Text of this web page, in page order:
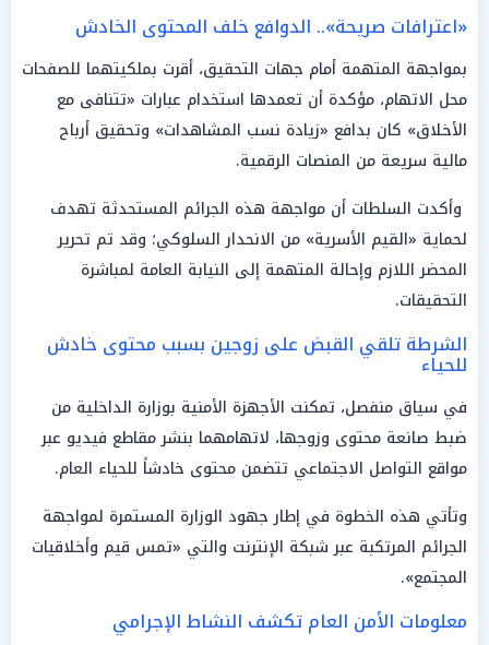
«اعترافات صريحة».. الدوافع خلف المحتوى الخادش
بمواجهة المتهمة أمام جهات التحقيق، أقرت بملكيتهما للصفحات
محل الاتهام، مؤكدة أن تعمدها استخدام عبارات «تتنافى مع
الأخلاق» كان بدافع «زيادة نسب المشاهدات» وتحقيق أرباح
مالية سريعة من المنصات الرقمية.
وأكدت السلطات أن مواجهة هذه الجرائم المستحدثة تهدف
لحماية «القيم الأسرية» من الانحدار السلوكي؛ وقد تم تحرير
المحضر اللازم وإحالة المتهمة إلى النيابة العامة لمباشرة
التحقيقات.
الشرطة تلقي القبض على زوجين بسبب محتوى خادش
للحياء
في سياق منفصل، تمكنت الأجهزة الأمنية بوزارة الداخلية من
ضبط صانعة محتوى وزوجها، لاتهامهما بنشر مقاطع فيديو عبر
مواقع التواصل الاجتماعي تتضمن محتوى خادشاً للحياء العام.
وتأتي هذه الخطوة في إطار جهود الوزارة المستمرة لمواجهة
الجرائم المرتكبة عبر شبكة الإنترنت والتي «تمس قيم وأخلاقيات
المجتمع».
معلومات الأمن العام تكشف النشاط الإجرامي